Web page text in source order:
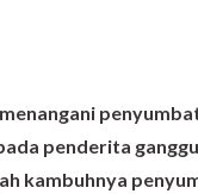
penderita
kambuhnya